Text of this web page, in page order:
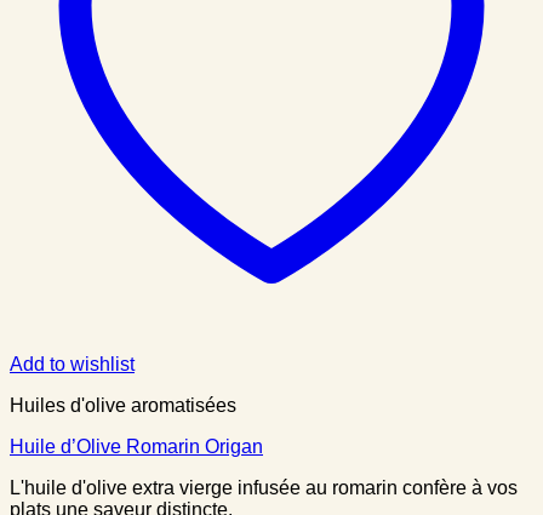
Add to wishlist
Huiles d'olive aromatisées
Huile d’Olive Romarin Origan
L'huile d'olive extra vierge infusée au romarin confère à vos
plats une saveur distincte.